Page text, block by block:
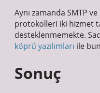
Aynı zamanda SMTP
protokolleri iki hizmet
desteklenmemekte.
köprü yazılımları ile
Sonuç